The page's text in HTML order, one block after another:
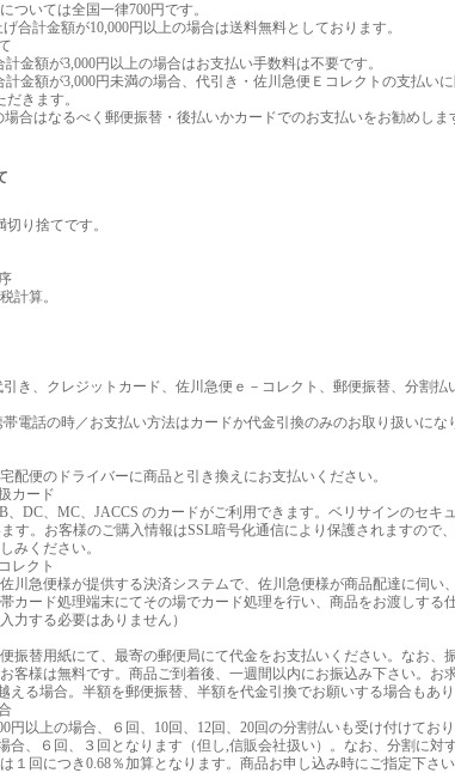
ついては全国一律700円です。
げ合計金額が10,000円以上の場合は送料無料としております。
金額が3,000円以上の場合はお支払い手数料は不要です。
計金額が3,000円未満の場合、代引き・佐川急便Ｅコレクトの支払い
きます。
合はなるべく郵便振替・後払いかカードでのお支払いをお勧めしま
り捨てです。
計算。
き、クレジットカード、佐川急便ｅ－コレクト、郵便振替、分割払
電話の時／お支払い方法はカードか代金引換のみのお取り扱いにな
配便のドライバーに商品と引き換えにお支払いください。
カード
、DC、MC、JACCS のカードがご利用できます。ベリサインのセキ
す。お客様のご購入情報はSSL暗号化通信により保護されますので
みください。
レクト
川急便様が提供する決済システムで、佐川急便様が商品配達に伺い
カード処理端末にてその場でカード処理を行い、商品をお渡しする
力する必要はありません）
振替用紙にて、最寄の郵便局にて代金をお支払いください。なお、
客様は無料です。商品ご到着後、一週間以内にお振込み下さい。お
える場合。半額を郵便振替、半額を代金引換でお願いする場合もあり
円以上の場合、６回、10回、12回、20回の分割払いも受け付けてお
合、６回、３回となります（但し,信販会社扱い）。なお、分割に対
１回につき0.68％加算となります。商品お申し込み時にご指定下さい